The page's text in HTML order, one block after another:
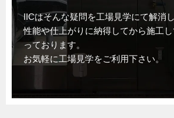
IICはそんな疑問を工場見学にて解消
性能や仕上がりに納得してから施工
っております。
お気軽に工場見学をご利用下さい。